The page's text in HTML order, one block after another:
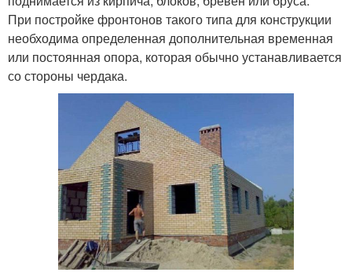
При постройке фронтонов такого типа для конструкции
необходима определенная дополнительная временная
или постоянная опора, которая обычно устанавливается
со стороны чердака.